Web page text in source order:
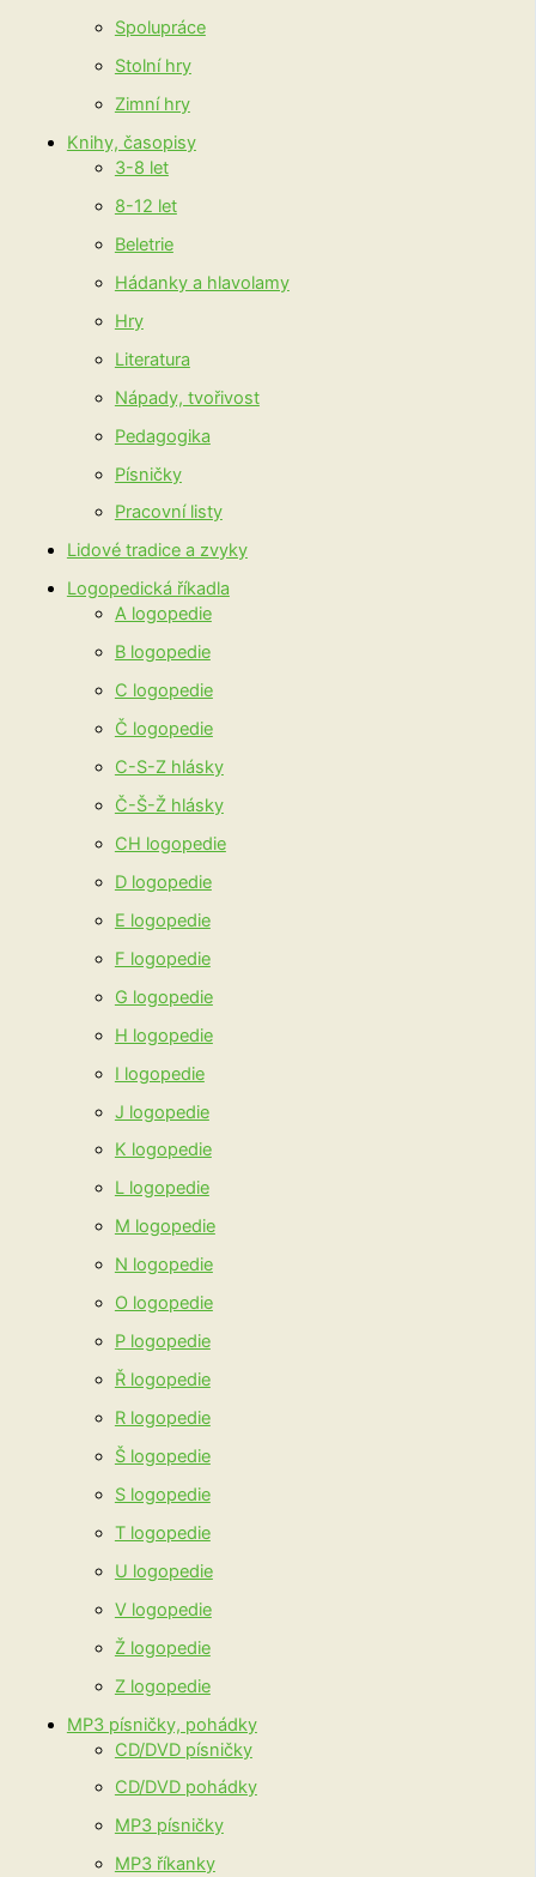
Spolupráce
Stolní hry
Zimní hry
Knihy, časopisy
3-8 let
8-12 let
Beletrie
Hádanky a hlavolamy
Hry
Literatura
Nápady, tvořivost
Pedagogika
Písničky
Pracovní listy
Lidové tradice a zvyky
Logopedická říkadla
A logopedie
B logopedie
C logopedie
Č logopedie
C-S-Z hlásky
Č-Š-Ž hlásky
CH logopedie
D logopedie
E logopedie
F logopedie
G logopedie
H logopedie
I logopedie
J logopedie
K logopedie
L logopedie
M logopedie
N logopedie
O logopedie
P logopedie
Ř logopedie
R logopedie
Š logopedie
S logopedie
T logopedie
U logopedie
V logopedie
Ž logopedie
Z logopedie
MP3 písničky, pohádky
CD/DVD písničky
CD/DVD pohádky
MP3 písničky
MP3 říkanky